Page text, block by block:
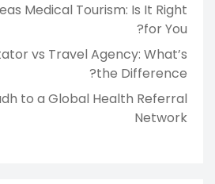
Medical Tourism: Is It Right
for You?
vs Travel Agency: What’s
the Difference?
to a Global Health Referral
Network